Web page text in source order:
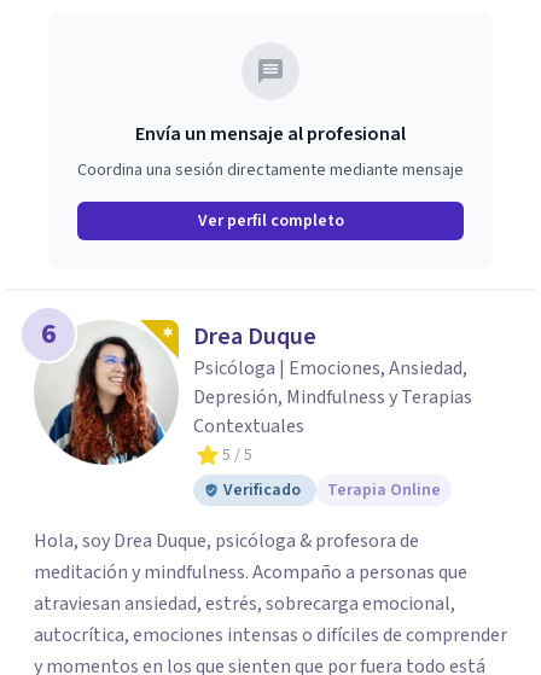
Envía un mensaje al profesional
Coordina una sesión directamente mediante mensaje
Ver perfil completo
6 Drea Duque
Psicóloga | Emociones, Ansiedad,
Depresión, Mindfulness y Terapias
Contextuales
5 / 5
Verificado
Terapia Online
Hola, soy Drea Duque, psicóloga & profesora de
meditación y mindfulness. Acompaño a personas que
atraviesan ansiedad, estrés, sobrecarga emocional,
autocrítica, emociones intensas o difíciles de comprender
y momentos en los que sienten que por fuera todo está